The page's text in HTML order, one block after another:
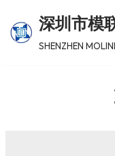
跳
深圳市模
SHENZHEN